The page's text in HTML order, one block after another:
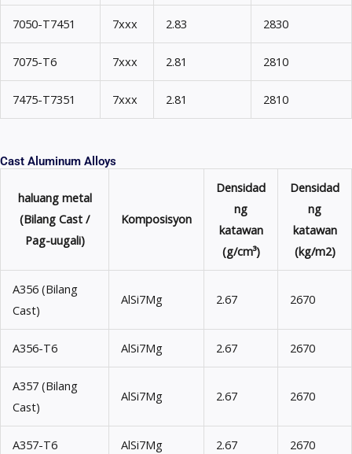
7050-T7451 7xxx 2.83 2830
7075-T6 7xxx 2.81 2810
7475-T7351 7xxx 2.81 2810
Cast Aluminum Alloys
haluang metal
(Bilang Cast /
Pag-uugali)
Komposisyon
Densidad
ng
katawan
(g/cm³)
Densidad
ng
katawan
(kg/m2)
A356 (Bilang
Cast)
AlSi7Mg 2.67 2670
A356-T6 AlSi7Mg 2.67 2670
A357 (Bilang
Cast)
AlSi7Mg 2.67 2670
A357-T6 AlSi7Mg 2.67 2670